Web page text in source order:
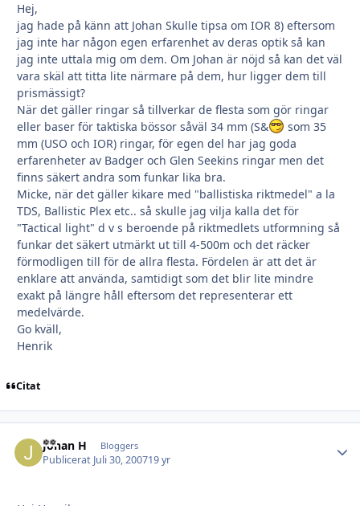
Hej,
jag hade på känn att Johan Skulle tipsa om IOR 8) eftersom
jag inte har någon egen erfarenhet av deras optik så kan
jag inte uttala mig om dem. Om Johan är nöjd så kan det väl
vara skäl att titta lite närmare på dem, hur ligger dem till
prismässigt?
När det gäller ringar så tillverkar de flesta som gör ringar
eller baser för taktiska bössor såväl 34 mm (S&
som 35
mm (USO och IOR) ringar, för egen del har jag goda
erfarenheter av Badger och Glen Seekins ringar men det
finns säkert andra som funkar lika bra.
Micke, när det gäller kikare med "ballistiska riktmedel" a la
TDS, Ballistic Plex etc.. så skulle jag vilja kalla det för
"Tactical light" d v s beroende på riktmedlets utformning så
funkar det säkert utmärkt ut till 4-500m och det räcker
förmodligen till för de allra flesta. Fördelen är att det är
enklare att använda, samtidigt som det blir lite mindre
exakt på längre håll eftersom det representerar ett
medelvärde.
Go kväll,
Henrik
Citat
Johan H Bloggers
Publicerat Juli 30, 200719 yr